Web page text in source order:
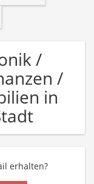
/
/
in
erhalten?